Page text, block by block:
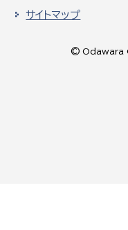
サイトマップ
© Odawara